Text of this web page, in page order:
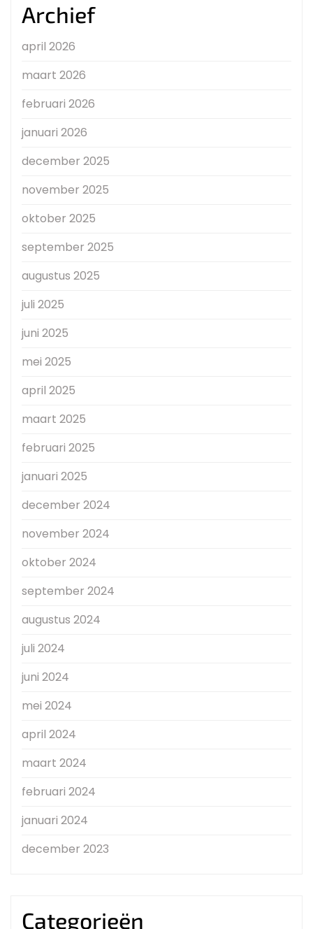
Archief
april 2026
maart 2026
februari 2026
januari 2026
december 2025
november 2025
oktober 2025
september 2025
augustus 2025
juli 2025
juni 2025
mei 2025
april 2025
maart 2025
februari 2025
januari 2025
december 2024
november 2024
oktober 2024
september 2024
augustus 2024
juli 2024
juni 2024
mei 2024
april 2024
maart 2024
februari 2024
januari 2024
december 2023
Categorieën